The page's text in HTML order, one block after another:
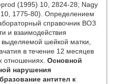
(1995) 10, 2824-28; Nagy
1775-80). Определением
справочник ВОЗ
и взаимодействия
шейкой матки,
в течение 12 месяцев
Основной
нарушения
антител к